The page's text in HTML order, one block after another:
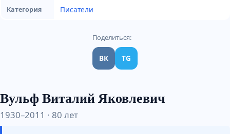
Категория Писатели
Поделиться:
ВК TG
Вульф Виталий Яковлевич
1930–2011 · 80 лет